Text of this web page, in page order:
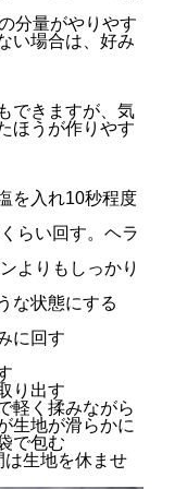
分量がやりやす
い場合は、好み
できますが、気
ほうが作りやす
を入れ10秒程度
らい回す。ヘラ
よりもしっかり
な状態にする
に回す
り出す
軽く揉みながら
生地が滑らかに
で包む
生地を休ませ